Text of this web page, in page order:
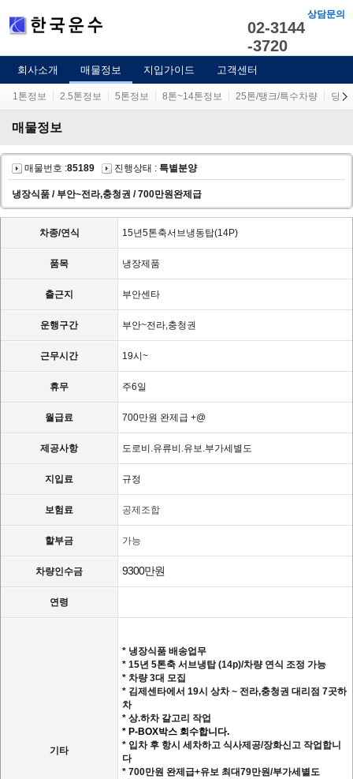
상담문의
02-3144
-3720
회사소개 매물정보 지입가이드 고객센터
1톤정보 2.5톤정보 5톤정보 8톤~14톤정보 25톤/탱크/특수차량 당사
매물정보
매물번호 :85189 진행상태 : 특별분양
냉장식품 / 부안~전라,충청권 / 700만원완제급
차종/연식 15년5톤축서브냉동탑(14P)
품목 냉장제품
출근지 부안센타
운행구간 부안~전라,충청권
근무시간 19시~
휴무 주6일
월급료 700만원 완제급 +@
제공사항 도로비.유류비.유보.부가세별도
지입료 규정
보험료 공제조합
할부금 가능
차량인수금 9300만원
연령
기타
* 냉장식품 배송업무
* 15년 5톤축 서브냉탑 (14p)/차량 연식 조정 가능
* 차량 3대 모집
* 김제센타에서 19시 상차 ~ 전라,충청권 대리점 7곳하
차
* 상.하차 갈고리 작업
* P-BOX박스 회수합니다.
* 입차 후 항시 세차하고 식사제공/장화신고 작업합니
다
* 700만원 완제급+유보 최대79만원/부가세별도